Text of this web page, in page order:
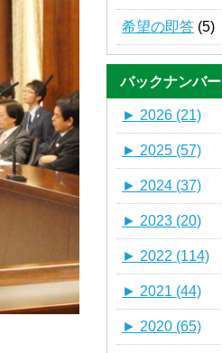
希望の即答 (5)
バックナンバー
► 2026 (21)
► 2025 (57)
► 2024 (37)
► 2023 (20)
► 2022 (114)
► 2021 (44)
► 2020 (65)